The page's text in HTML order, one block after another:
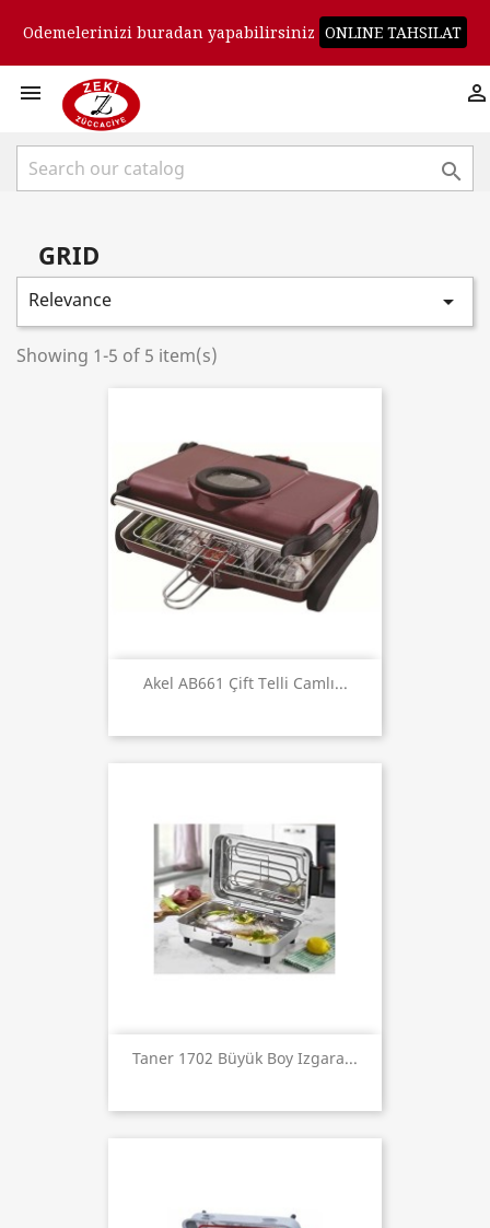
Odemelerinizi buradan yapabilirsiniz ONLINE TAHSILAT
 

GRID
Relevance 
Showing 1-5 of 5 item(s)
Akel AB661 Çift Telli Camlı...
Taner 1702 Büyük Boy Izgara...